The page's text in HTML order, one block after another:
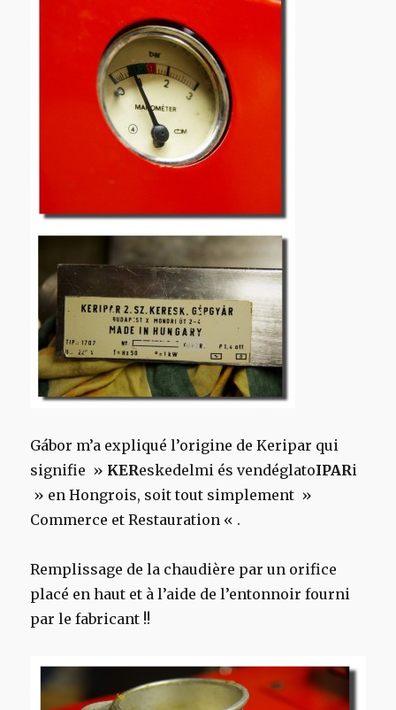
Gábor m’a expliqué l’origine de Keripar qui
signifie » KEReskedelmi és vendéglatoIPARi
» en Hongrois, soit tout simplement »
Commerce et Restauration « .
Remplissage de la chaudière par un orifice
placé en haut et à l’aide de l’entonnoir fourni
par le fabricant !!